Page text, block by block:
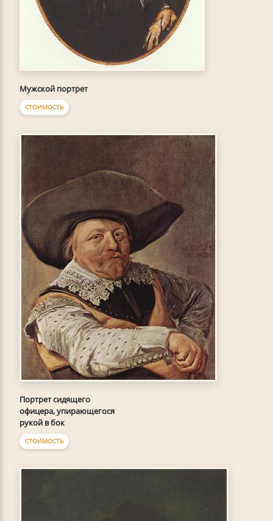
Мужской портрет
СТОИМОСТЬ
Портрет сидящего
офицера, упирающегося
рукой в бок
СТОИМОСТЬ